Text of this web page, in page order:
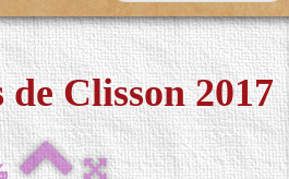
▼
2026▼
▼
Clisson 2017